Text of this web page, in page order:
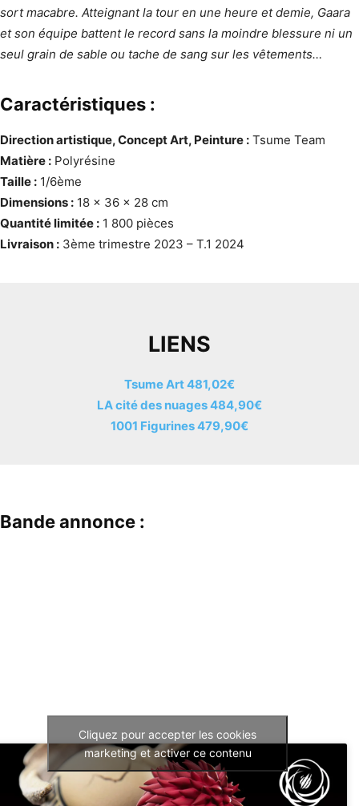
sort macabre. Atteignant la tour en une heure et demie, Gaara
et son équipe battent le record sans la moindre blessure ni un
seul grain de sable ou tache de sang sur les vêtements…
Caractéristiques :
Direction artistique, Concept Art, Peinture : Tsume Team
Matière : Polyrésine
Taille : 1/6ème
Dimensions : 18 x 36 x 28 cm
Quantité limitée : 1 800 pièces
Livraison : 3ème trimestre 2023 – T.1 2024
LIENS
Tsume Art 481,02€
LA cité des nuages 484,90€
1001 Figurines 479,90€
Bande annonce :
Cliquez pour accepter les cookies
marketing et activer ce contenu